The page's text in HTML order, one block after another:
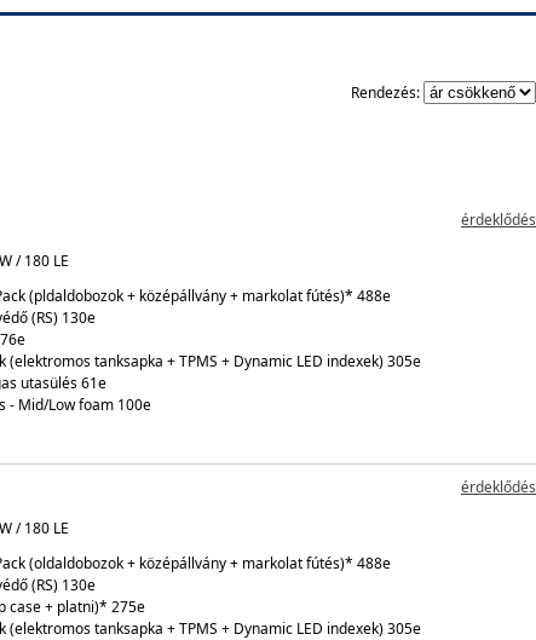
Rendezés:
érdeklődés
/ 180 LE
(pldaldobozok + középállvány + markolat fútés)* 488e
(RS) 130e
(elektromos tanksapka + TPMS + Dynamic LED indexek) 305e
utasülés 61e
- Mid/Low foam 100e
érdeklődés
/ 180 LE
(oldaldobozok + középállvány + markolat fútés)* 488e
(RS) 130e
case + platni)* 275e
(elektromos tanksapka + TPMS + Dynamic LED indexek) 305e